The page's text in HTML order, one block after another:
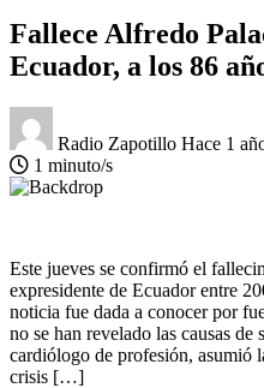
Fallece Alfredo
Ecuador, a los 86
Radio Zapotillo Hace 1
1 minuto/s
Este jueves se confirmó el
expresidente de Ecuador entre
noticia fue dada a conocer por
no se han revelado las causas de
cardiólogo de profesión, asumió
crisis […]